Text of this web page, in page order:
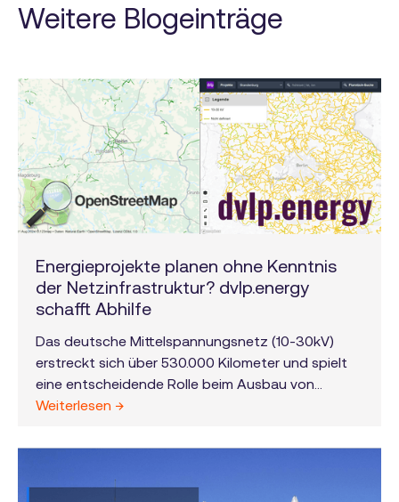
Weitere Blogeinträge
Energieprojekte planen ohne Kenntnis
der Netzinfrastruktur? dvlp.energy
schafft Abhilfe
Das deutsche Mittelspannungsnetz (10-30kV)
erstreckt sich über 530.000 Kilometer und spielt
eine entscheidende Rolle beim Ausbau von
Freiflächen-Photovoltaik- und Speicheranlagen,
Netzanschlussoption darstellt. Trotz dieser
Netzinfrastruktur in Deutschland weitgehend
Weiterlesen →